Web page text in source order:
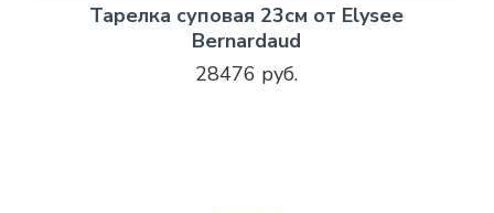
Тарелка суповая 23см от Elysee
Bernardaud
28476 руб.